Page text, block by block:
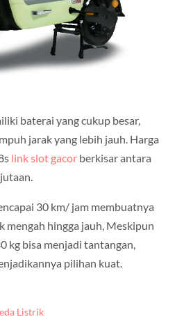
baterai yang cukup besar,
jarak yang lebih jauh. Harga
link slot gacorberkisar antara
30 km/ jam membuatnya
mengah hingga jauh, Meskipun
kg bisa menjadi tantangan,
pilihan kuat.
Listrik